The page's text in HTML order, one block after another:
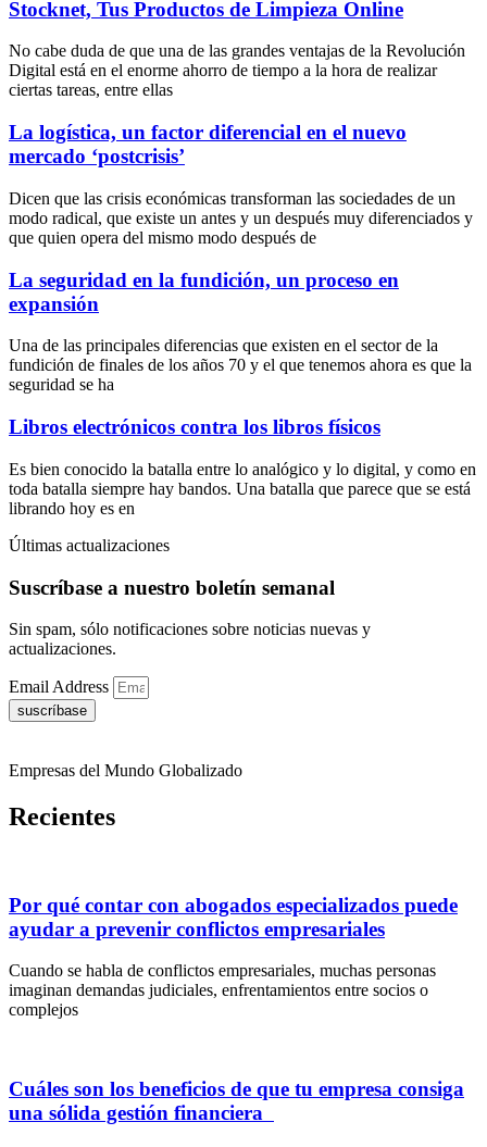
Stocknet, Tus Productos de Limpieza Online
No cabe duda de que una de las grandes ventajas de la Revolución
Digital está en el enorme ahorro de tiempo a la hora de realizar
ciertas tareas, entre ellas
La logística, un factor diferencial en el nuevo
mercado ‘postcrisis’
Dicen que las crisis económicas transforman las sociedades de un
modo radical, que existe un antes y un después muy diferenciados y
que quien opera del mismo modo después de
La seguridad en la fundición, un proceso en
expansión
Una de las principales diferencias que existen en el sector de la
fundición de finales de los años 70 y el que tenemos ahora es que la
seguridad se ha
Libros electrónicos contra los libros físicos
Es bien conocido la batalla entre lo analógico y lo digital, y como en
toda batalla siempre hay bandos. Una batalla que parece que se está
librando hoy es en
Últimas actualizaciones
Suscríbase a nuestro boletín semanal
Sin spam, sólo notificaciones sobre noticias nuevas y
actualizaciones.
Email Address
suscríbase
Empresas del Mundo Globalizado
Recientes
Por qué contar con abogados especializados puede
ayudar a prevenir conflictos empresariales
Cuando se habla de conflictos empresariales, muchas personas
imaginan demandas judiciales, enfrentamientos entre socios o
complejos
Cuáles son los beneficios de que tu empresa consiga
una sólida gestión financiera